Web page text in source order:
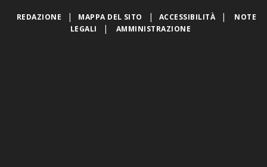
REDAZIONE | MAPPA DEL SITO | ACCESSIBILITÀ |
NOTE
LEGALI
| AMMINISTRAZIONE